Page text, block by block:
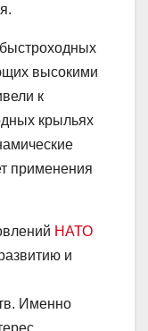
высокими
к
крыльях
применения
НАТО
и
Именно